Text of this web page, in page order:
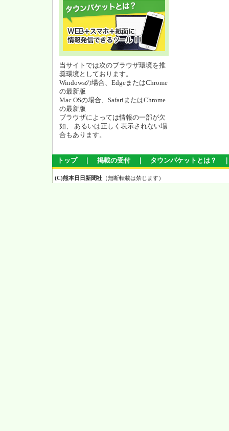
当サイトでは次のブラウザ環境を推
奨環境としております。
Windowsの場合、EdgeまたはChrome
の最新版
Mac OSの場合、SafariまたはChrome
の最新版
ブラウザによっては情報の一部が欠
如、 あるいは正しく表示されない場
合もあります。
トップ｜ 掲載の受付｜ タウンパケットとは？
(C)熊本日日新聞社（無断転載は禁じます）